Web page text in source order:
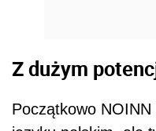
Z dużym
Początkowo NOINN